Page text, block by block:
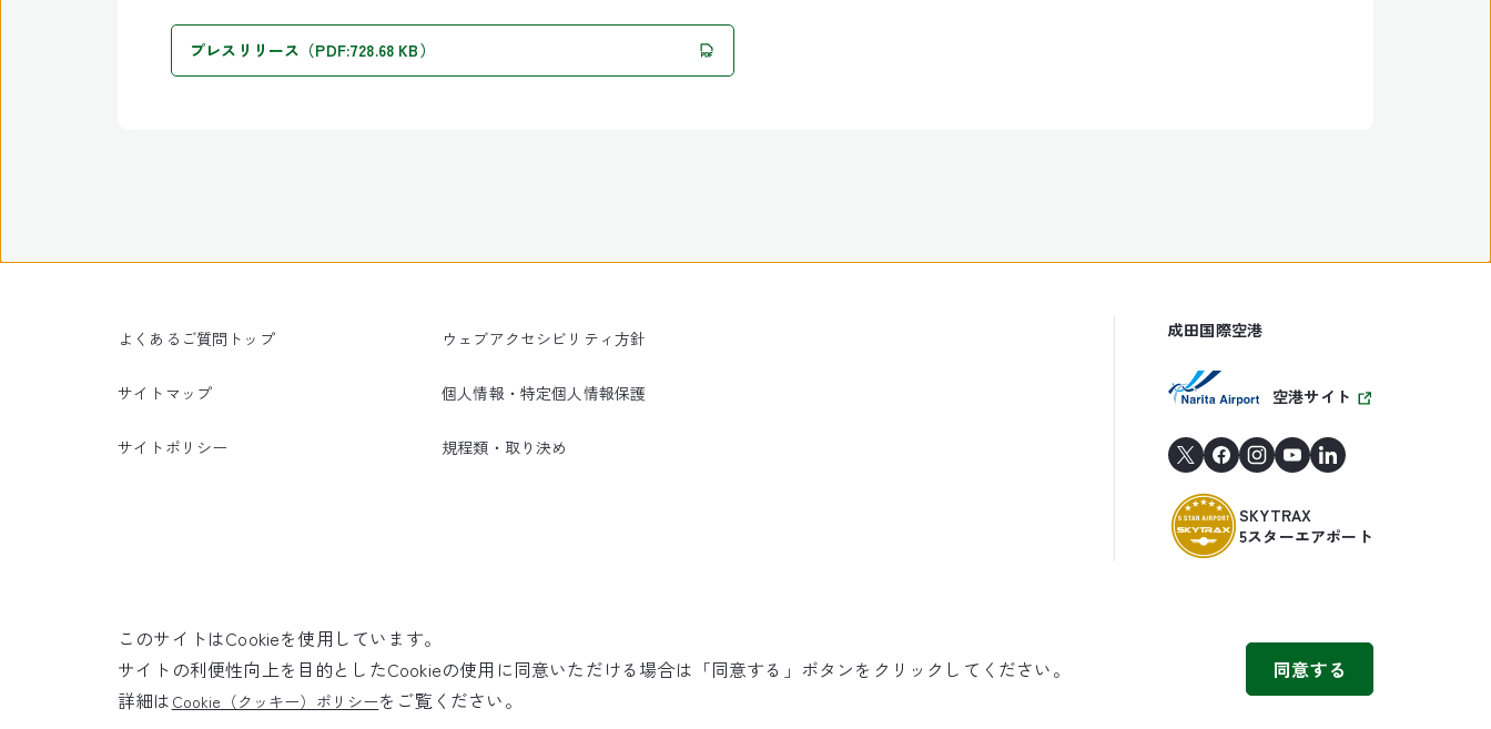
プレスリリース（PDF:728.68 KB）
よくあるご質問トップ
サイトマップ
サイトポリシー
ウェブアクセシビリティ方針
個人情報・特定個人情報保護
規程類・取り決め
成田国際空港
空港サイト
SKYTRAX
5スターエアポート
©NARITA INTERNATIONAL AIRPORT CORPORATION
このサイトはCookieを使用しています。
サイトの利便性向上を目的としたCookieの使用に同意いただける場合は「同意する」ボタンをクリックしてください。
詳細は Cookie（クッキー）ポリシーをご覧ください。
同意する